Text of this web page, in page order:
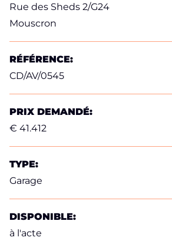
Rue des Sheds 2/G24
Mouscron
RÉFÉRENCE:
CD/AV/0545
PRIX DEMANDÉ:
€ 41.412
TYPE:
Garage
DISPONIBLE:
à l'acte